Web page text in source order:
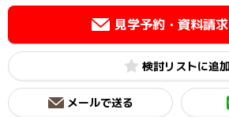
見学予約・資料請求
検討リスト
メールで送る